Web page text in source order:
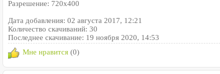
Разрешение: 720x400
Дата добавления: 02 августа 2017, 12:21
Количество скачиваний: 30
Последнее скачивание: 19 ноября 2020, 14:53
Мне нравится (0)